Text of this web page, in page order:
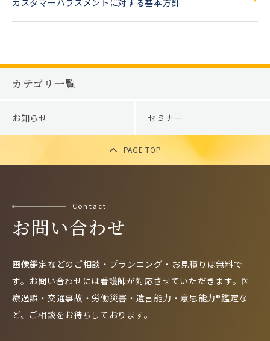
カスタマーハラスメントに対する基本方針
カテゴリ一覧
お知らせ セミナー
PAGE TOP
Contact
お問い合わせ
画像鑑定などのご相談・プランニング・お見積りは無料で
す。 お問い合わせには看護師が対応させていただきます。 医
療過誤・交通事故・労働災害・遺言能力・意思能力®鑑定な
ど、 ご相談をお待ちしております。